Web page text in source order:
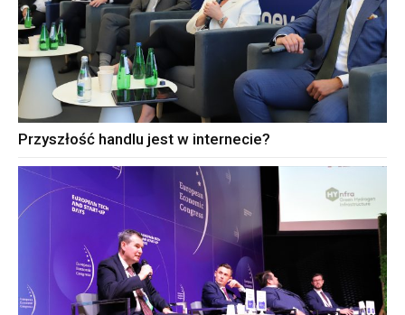
Przyszłość handlu jest w internecie?